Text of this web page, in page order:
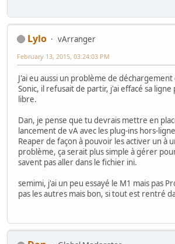
Lylo
vArranger
February 13, 2015, 03:24:03 PM
J'ai eu aussi un problème de
Sonic, il refusait de partir, j'ai effacé sa
libre.
Dan, je pense que tu devrais mettre en
lancement de vA avec les plug-ins hors-
Reaper de façon à pouvoir les activer un à
problème, ça serait plus simple à gérer
savent pas aller dans le fichier ini.
semimi, j'ai un peu essayé le M1 mais pas
pas les autres mais bon, si tout est rentré